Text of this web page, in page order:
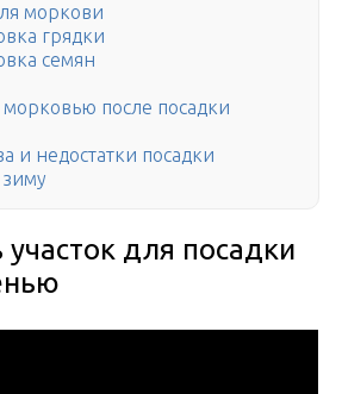
моркови
грядки
семян
морковью после посадки
и недостатки посадки
для посадки